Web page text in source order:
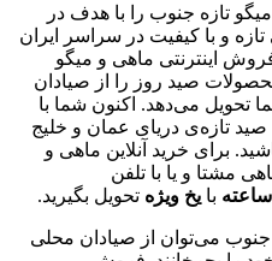
تازه جنوب را با هدف در
و با کیفیت در سراسر ایران
اینترنتی ماهی و میگو
صید روز را از صیادان
تحویل می‌دهد. اکنون شما با
صید تازه‌ی دریای عمان و خلیج
برای خرید آنلاین ماهی و
مشتا و یا با تلفن
ساعته با یخ ویژه تحویل بگیرید.
جنوب می‌توان از صیادان محلی